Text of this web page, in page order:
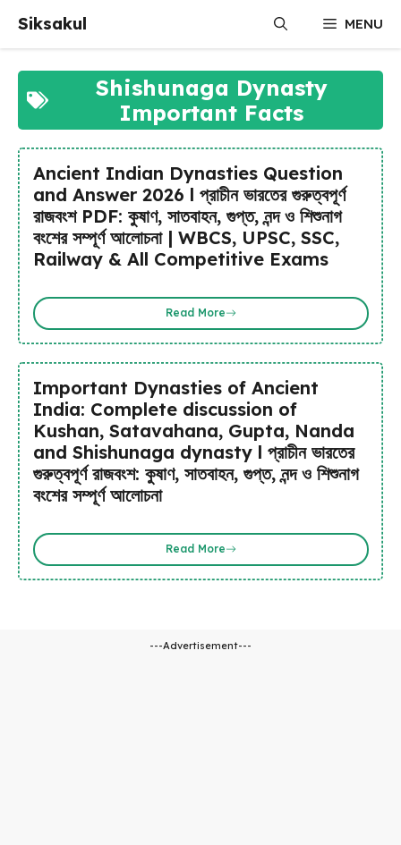
content
Siksakul MENU
Shishunaga Dynasty
Important Facts
Ancient Indian Dynasties Question
and Answer 2026 l প্রাচীন ভারতের গুরুত্বপূর্ণ
রাজবংশ PDF: কুষাণ, সাতবাহন, গুপ্ত, নন্দ ও শিশুনাগ
বংশের সম্পূর্ণ আলোচনা | WBCS, UPSC, SSC,
Railway & All Competitive Exams
Read More
Important Dynasties of Ancient
India: Complete discussion of
Kushan, Satavahana, Gupta, Nanda
and Shishunaga dynasty l প্রাচীন ভারতের
গুরুত্বপূর্ণ রাজবংশ: কুষাণ, সাতবাহন, গুপ্ত, নন্দ ও শিশুনাগ
বংশের সম্পূর্ণ আলোচনা
Read More
---Advertisement---